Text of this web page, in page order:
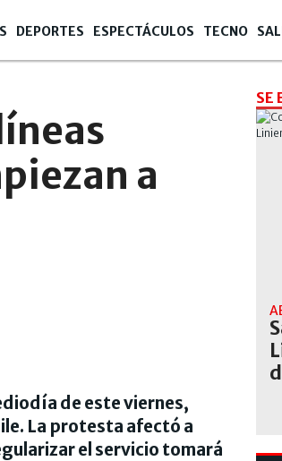
DEPORTES ESPECTÁCULOS TECNO
a
de este viernes,
La protesta afectó a
el servicio tomará
SE